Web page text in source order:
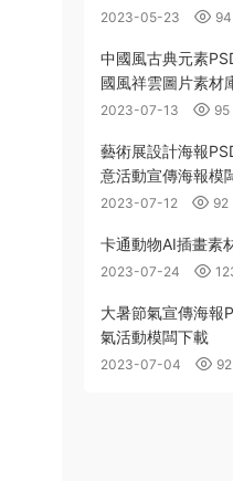
2023-05-23 94
中國風古典元素
國風祥雲圖片素材
2023-07-13 95
藝術展設計海報
意活動宣傳海報模
2023-07-12 92
卡通動物AI插畫素
2023-07-24
大暑節氣宣傳海報
氣活動模闆下載
2023-07-04 92